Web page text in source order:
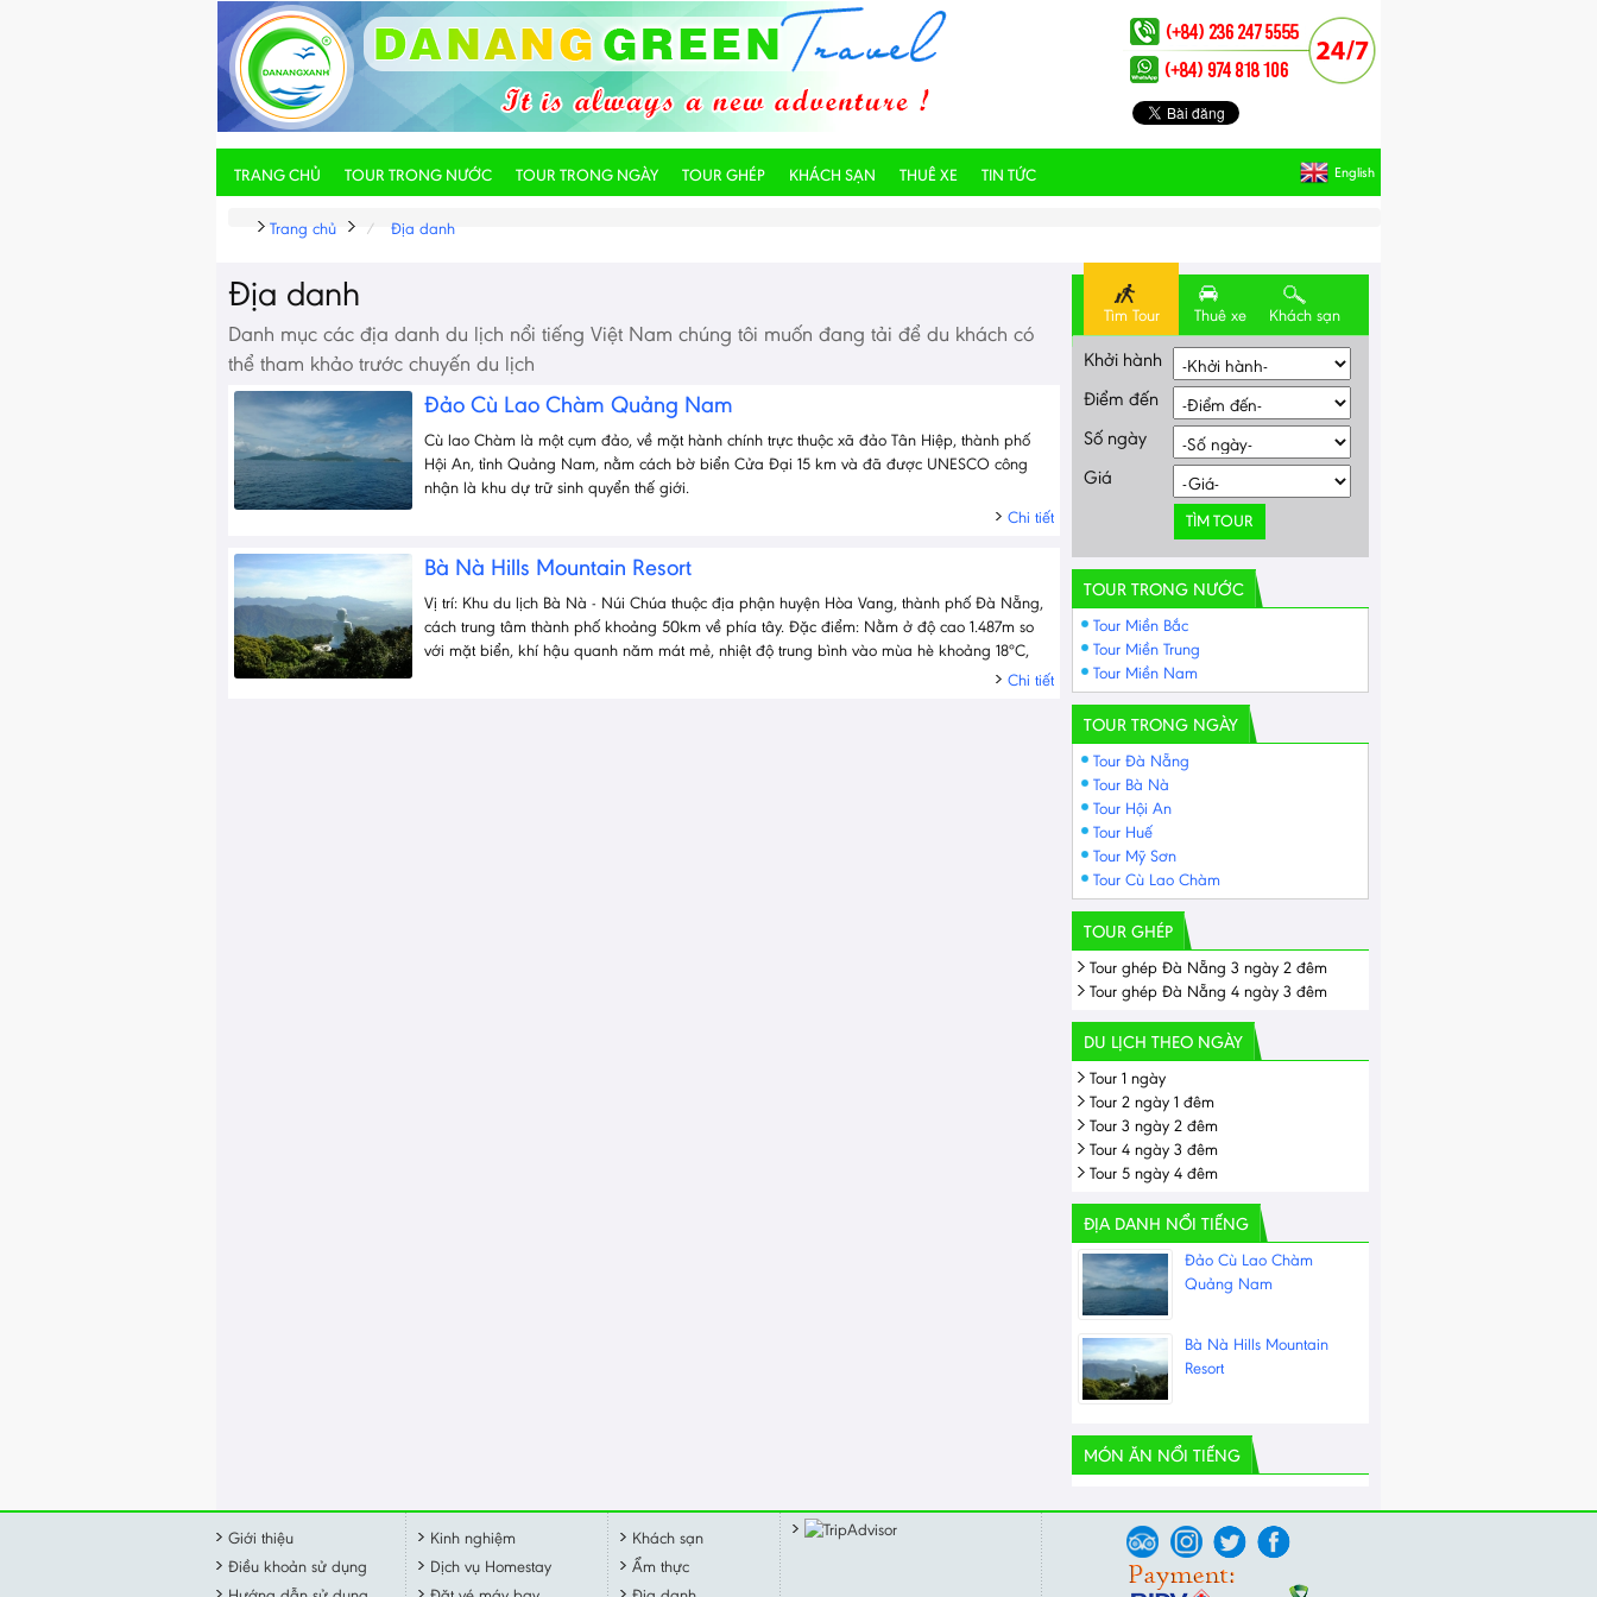
TRANG CHỦ TOUR TRONG NƯỚC TOUR TRONG NGÀY TOUR GHÉP KHÁCH SẠN THUÊ XE TIN TỨC English
Trang chủ Địa danh
Tìm Tour Thuê xe Khách sạn
Khởi hành
Điểm đến
Số ngày
Giá
TOUR TRONG NƯỚC
Tour Miền Bắc
Tour Miền Trung
Tour Miền Nam
TOUR TRONG NGÀY
Tour Đà Nẵng
Tour Bà Nà
Tour Hội An
Tour Huế
Tour Mỹ Sơn
Tour Cù Lao Chàm
TOUR GHÉP
Tour ghép Đà Nẵng 3 ngày 2 đêm
Tour ghép Đà Nẵng 4 ngày 3 đêm
DU LỊCH THEO NGÀY
Tour 1 ngày
Tour 2 ngày 1 đêm
Tour 3 ngày 2 đêm
Tour 4 ngày 3 đêm
Tour 5 ngày 4 đêm
ĐỊA DANH NỔI TIẾNG
Đảo Cù Lao Chàm
Quảng Nam
Bà Nà Hills Mountain
Resort
MÓN ĂN NỔI TIẾNG
Địa danh
Danh mục các địa danh du lịch nổi tiếng Việt Nam chúng tôi muốn đang tải để du khách có
thể tham khảo trước chuyến du lịch
Đảo Cù Lao Chàm Quảng Nam
Cù lao Chàm là một cụm đảo, về mặt hành chính trực thuộc xã đảo Tân Hiệp, thành phố
Hội An, tỉnh Quảng Nam, nằm cách bờ biển Cửa Đại 15 km và đã được UNESCO công
nhận là khu dự trữ sinh quyển thế giới.
Chi tiết
Bà Nà Hills Mountain Resort
Vị trí: Khu du lịch Bà Nà - Núi Chúa thuộc địa phận huyện Hòa Vang, thành phố Đà Nẵng,
cách trung tâm thành phố khoảng 50km về phía tây. Đặc điểm: Nằm ở độ cao 1.487m so
với mặt biển, khí hậu quanh năm mát mẻ, nhiệt độ trung bình vào mùa hè khoảng 18ºC,
Chi tiết
Giới thiệu
Điều khoản sử dụng
Kinh nghiệm
Dịch vụ Homestay
Khách sạn
Ẩm thực